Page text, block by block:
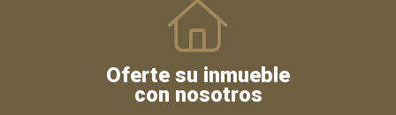
Oferte su inmueble
con nosotros